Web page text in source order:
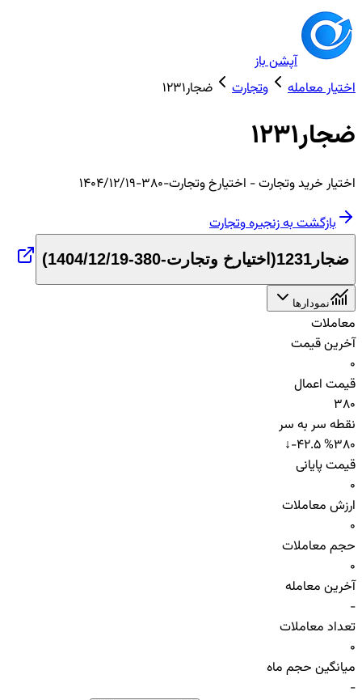
آپشن باز
اختیار معامله
وتجارت ضجار1231
ضجار1231
اختیار خریدوتجارت- اختیارخ وتجارت-380-1404/12/19
بازگشت به زنجیرهوتجارت
ضجار1231 ( اختیارخ وتجارت-380-1404/12/19 )
نمودارها
معاملات
آخرین قیمت
0
قیمت اعمال
380
نقطه سر به سر
380
↓-42.5 %
قیمت پایانی
0
ارزش معاملات
0
حجم معاملات
0
آخرین معامله
-
تعداد معاملات
0
میانگین حجم ماه
-